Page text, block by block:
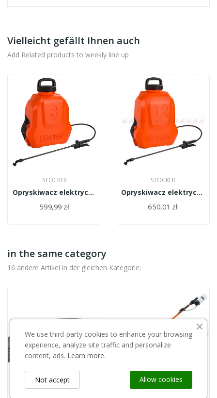
Vielleicht gefällt Ihnen auch
Add Related products to weekly line up
STOCKER
Opryskiwacz elektryczny Stocker 8l
599,99 zł
STOCKER
Opryskiwacz elektryczny Stocker 12l
650,01 zł
in the same category
16 andere Artikel in der gleichen Kategorie:
We use third-party cookies to enhance your browsing
experience, analyze site traffic and personalize
content, ads. Learn more.
Allow cookies
Not accept